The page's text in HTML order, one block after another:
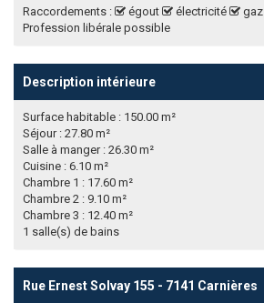
Raccordements : égout électricité gaz
Profession libérale possible
Description intérieure
Surface habitable : 150.00 m²
Séjour : 27.80 m²
Salle à manger : 26.30 m²
Cuisine : 6.10 m²
Chambre 1 : 17.60 m²
Chambre 2 : 9.10 m²
Chambre 3 : 12.40 m²
1 salle(s) de bains
Rue Ernest Solvay 155 - 7141 Carnières